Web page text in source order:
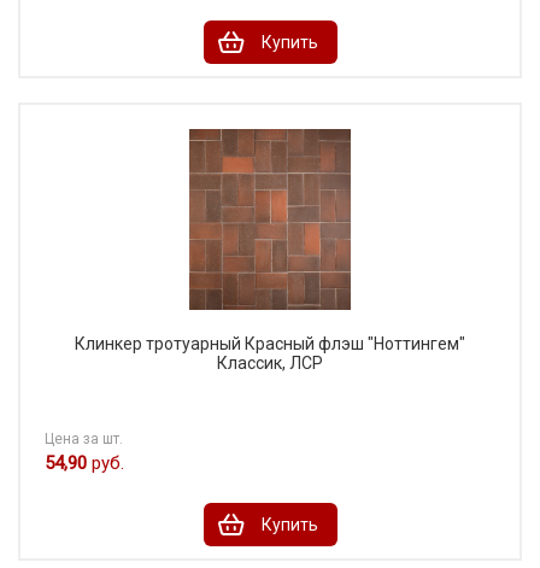
Купить
Клинкер тротуарный Красный флэш "Ноттингем"
Классик, ЛСР
Цена за шт.
54,90 руб.
Купить